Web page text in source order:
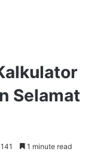
Selamat
141 1 minute read